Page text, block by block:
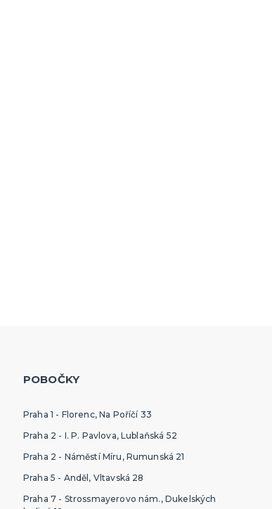
POBOČKY
Praha 1 - Florenc, Na Poříčí 33
Praha 2 - I. P. Pavlova, Lublaňská 52
Praha 2 - Náměstí Míru, Rumunská 21
Praha 5 - Anděl, Vltavská 28
Praha 7 - Strossmayerovo nám., Dukelských